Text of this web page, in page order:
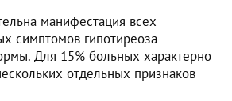
манифестация всех
симптомов гипотиреоза
Для 15% больных характерно
отдельных признаков